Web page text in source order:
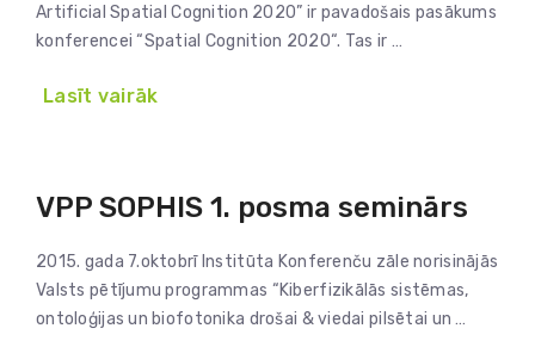
Artificial Spatial Cognition 2020” ir pavadošais pasākums
konferencei “Spatial Cognition 2020“. Tas ir …
Lasīt vairāk
VPP SOPHIS 1. posma seminārs
2015. gada 7.oktobrī Institūta Konferenču zāle norisinājās
Valsts pētījumu programmas “Kiberfizikālās sistēmas,
ontoloģijas un biofotonika drošai & viedai pilsētai un …